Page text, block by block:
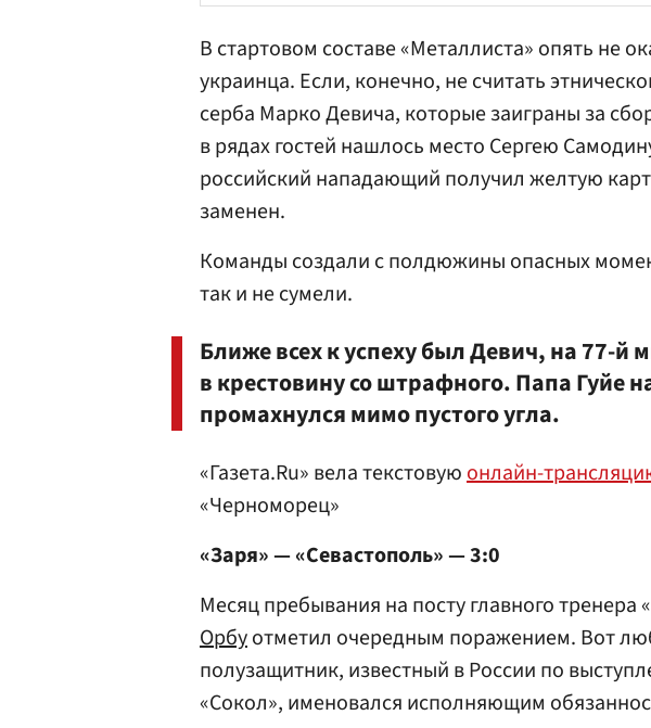
В стартовом составе «Металлиста» опять не
украинца. Если, конечно, не считать
серба МаркоДевича, которые заиграны за
в рядах гостей нашлось место Сергею
российский нападающий получил желтую
заменен.
Команды создали с полдюжины опасных
так и не сумели.
Ближе всех к успеху был Девич, на 77-й
в крестовину со штрафного. Папа Гуйе
промахнулся мимо пустого угла.
«Газета.Ru» вела текстовуюонлайн-
«Черноморец»
«Заря» — «Севастополь» — 3:0
Месяц пребывания на посту главного тренера
Орбуотметил очередным поражением. Вот
полузащитник, известный в России по
«Сокол», именовался исполняющим